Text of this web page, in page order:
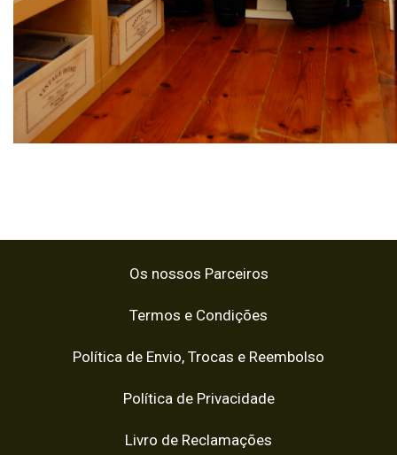
Os nossos Parceiros
Termos e Condições
Política de Envio, Trocas e Reembolso
Política de Privacidade
Livro de Reclamações